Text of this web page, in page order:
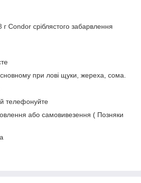
Condor сріблястого забарвлення
при лові щуки, жереха, сома.
телефонуйте
або самовивезення ( Позняки